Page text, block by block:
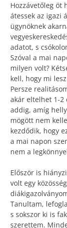
Hozzávetőleg öt
átessek az igazi
ügynöknek
adatot, s
Szóval a mai
milyen volt?
kell, hogy mi
Persze
akár eltelhet 1-2
addig, amíg
mögött nem
kezdődik, hogy
a mai napon
nem a
Először is
volt egy
Tanultam,
s sokszor ki is
szerettem.